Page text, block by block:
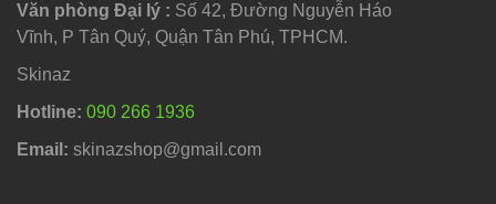
Văn phòng Đại lý : Số 42, Đường Nguyễn Háo
Vĩnh, P Tân Quý, Quận Tân Phú, TPHCM.
Skinaz
Hotline: 090 266 1936
Email: skinazshop@gmail.com